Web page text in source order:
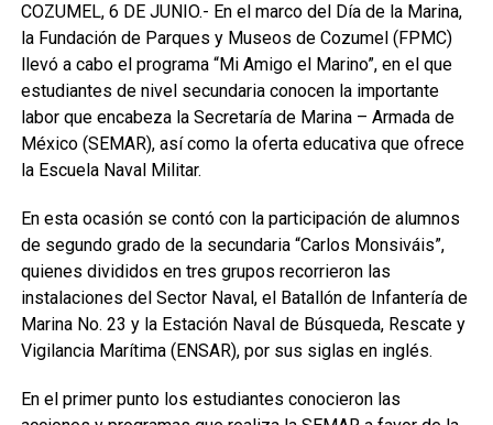
COZUMEL, 6 DE JUNIO.- En el marco del Día de la Marina,
la Fundación de Parques y Museos de Cozumel (FPMC)
llevó a cabo el programa “Mi Amigo el Marino”, en el que
estudiantes de nivel secundaria conocen la importante
labor que encabeza la Secretaría de Marina – Armada de
México (SEMAR), así como la oferta educativa que ofrece
la Escuela Naval Militar.
En esta ocasión se contó con la participación de alumnos
de segundo grado de la secundaria “Carlos Monsiváis”,
quienes divididos en tres grupos recorrieron las
instalaciones del Sector Naval, el Batallón de Infantería de
Marina No. 23 y la Estación Naval de Búsqueda, Rescate y
Vigilancia Marítima (ENSAR), por sus siglas en inglés.
En el primer punto los estudiantes conocieron las